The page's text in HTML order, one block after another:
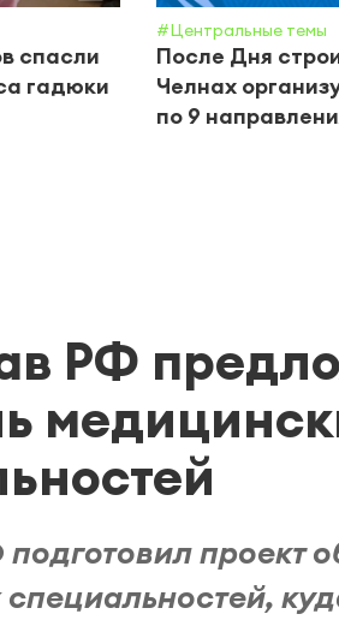
спасли
гадюки
#Центральные темы
После Дня
Челнах
по 9
РФ
проект